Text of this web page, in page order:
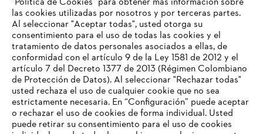
las cookies utilizadas por nosotros y por terceras partes.
Al seleccionar "Aceptar todas", usted otorga su
consentimiento para el uso de todas las cookies y el
tratamiento de datos personales asociados a ellas, de
conformidad con el artículo 9 de la Ley 1581 de 2012 y el
artículo 7 del Decreto 1377 de 2013 (Régimen Colombiano
de Protección de Datos). Al seleccionar "Rechazar todas"
usted rechaza el uso de cualquier cookie que no sea
estrictamente necesaria. En “Configuración” puede aceptar
o rechazar el uso de cookies de forma individual. Usted
puede retirar su consentimiento para el uso de cookies